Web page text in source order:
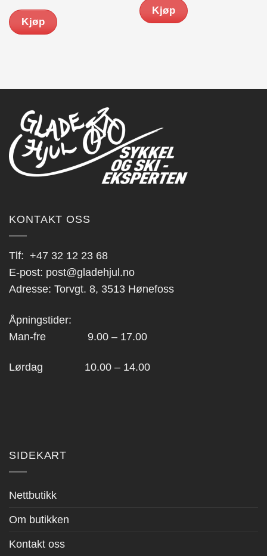
Kjøp
Kjøp
KONTAKT OSS
Tlf: +47 32 12 23 68
E-post: post@gladehjul.no
Adresse: Torvgt. 8, 3513 Hønefoss
Åpningstider:
Man-fre 9.00 – 17.00
Lørdag 10.00 – 14.00
SIDEKART
Nettbutikk
Om butikken
Kontakt oss